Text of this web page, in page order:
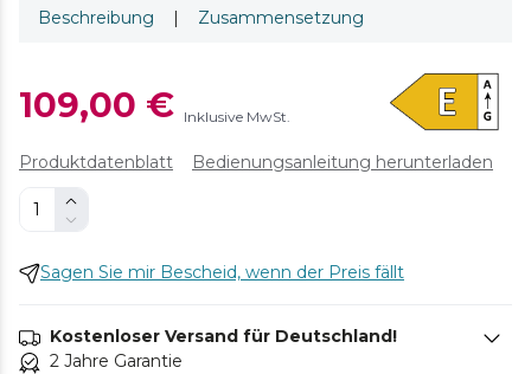
Beschreibung | Zusammensetzung
109,00 € Inklusive MwSt.
Produktdatenblatt Bedienungsanleitung herunterladen
Sagen Sie mir Bescheid, wenn der Preis fällt
Kostenloser Versand für Deutschland!
2 Jahre Garantie